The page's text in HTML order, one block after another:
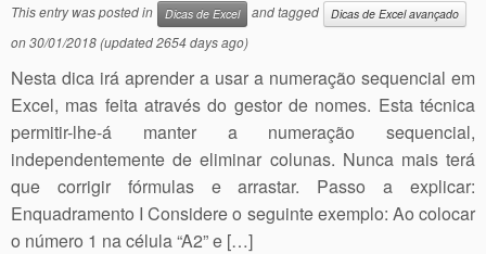
This entry was posted in Dicas de Excel and tagged Dicas de Excel avançado
on30/01/2018(updated 2654 days ago)
Nesta dica irá aprender a usar a numeração sequencial em
Excel, mas feita através do gestor de nomes. Esta técnica
permitir-lhe-á manter a numeração sequencial,
independentemente de eliminar colunas. Nunca mais terá
que corrigir fórmulas e arrastar. Passo a explicar:
Enquadramento I Considere o seguinte exemplo: Ao colocar
o número 1 na célula “A2” e […]